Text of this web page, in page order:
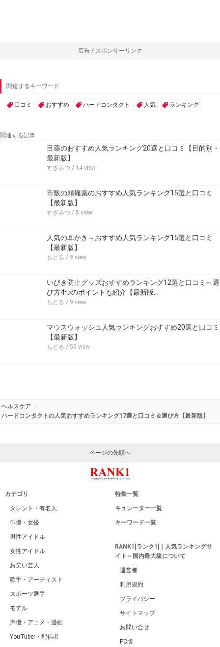
広告 / スポンサーリンク
関連するキーワード
口コミ おすすめ ハードコンタクト 人気 ランキング
関連する記事
目薬のおすすめ人気ランキング20選と口コミ【目的別・
最新版】
すぎみつ / 14 view
市販の頭痛薬のおすすめ人気ランキング15選と口コミ
【最新版】
すぎみつ / 5 view
人気の耳かき～おすすめ人気ランキング15選と口コミ
【最新版】
もどる / 9 view
いびき防止グッズおすすめランキング12選と口コミ～選
び方4つのポイントも紹介【最新版…
もどる / 9 view
マウスウォッシュ人気ランキングおすすめ20選と口コミ
【最新版】
もどる / 59 view
ヘルスケア
ハードコンタクトの人気おすすめランキング17選と口コミ＆選び方【最新版】
ページの先頭へ
カテゴリ
タレント・有名人
俳優・女優
男性アイドル
女性アイドル
お笑い芸人
歌手・アーティスト
スポーツ選手
モデル
声優・アニメ・漫画
YouTuber・配信者
特集一覧
キュレーター一覧
キーワード一覧
RANK1[ランク1]｜人気ランキングサ
イト～国内最大級について
運営者
利用規約
プライバシー
サイトマップ
お問い合せ
PC版